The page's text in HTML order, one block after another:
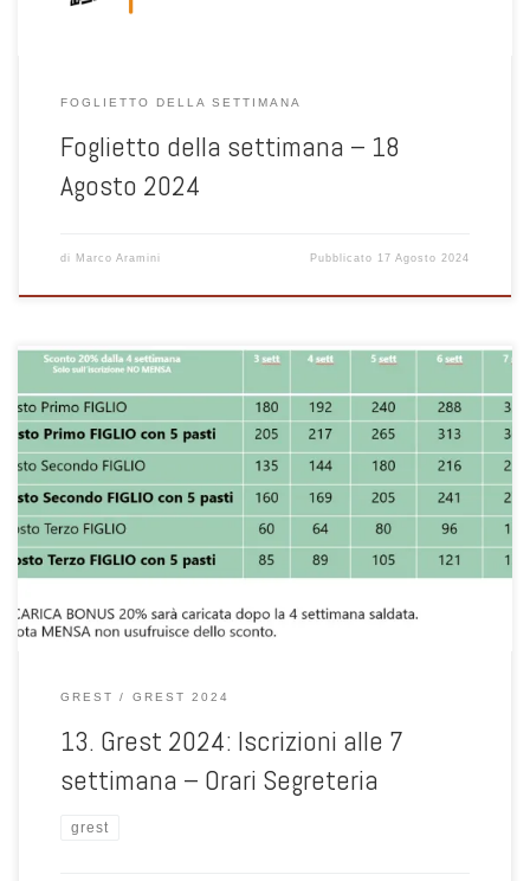
FOGLIETTO DELLA SETTIMANA
Foglietto della settimana – 18
Agosto 2024
di Marco Aramini Pubblicato 17 Agosto 2024
Le date: dal 2 al 6 settembre La seconda parte di Grest è aperta
anche ai bambini che frequenteranno la Prima Elementare nel
prossimo anno scolastico 2023/2024. Fai click su questo link per la
PRE-REGISTRAZIONE , passa in segreteria e segui la Guida Sanasone
con le FAQ. Orari Segreteria Lunedì […]
GREST GREST 2024
13. Grest 2024: Iscrizioni alle 7
settimana – Orari Segreteria
grest